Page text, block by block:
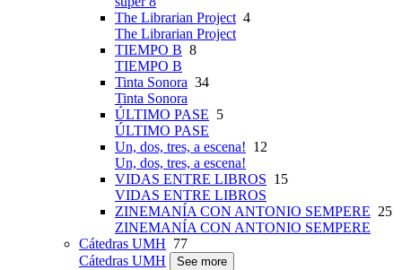
The Librarian Project4
The Librarian Project
TIEMPO B 8
TIEMPO B
Tinta Sonora 34
Tinta Sonora
ÚLTIMO PASE 5
ÚLTIMO PASE
Un, dos, tres, a escena! 12
Un, dos, tres, a escena!
VIDAS ENTRE LIBROS 15
VIDAS ENTRE LIBROS
ZINEMANÍA CON ANTONIO SEMPERE 25
ZINEMANÍA CON ANTONIO SEMPERE
Cátedras UMH 77
Cátedras UMH
See more